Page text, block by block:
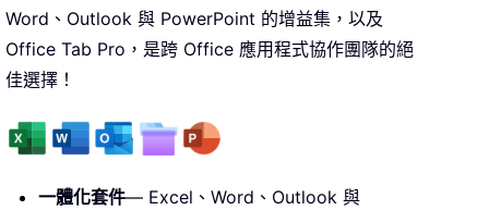
Word、Outlook 與 PowerPoint 的增益集，以及
Office Tab Pro，是跨 Office 應用程式協作團隊的絕
佳選擇！
一體化套件— Excel、Word、Outlook 與